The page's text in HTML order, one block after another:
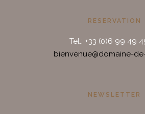
RESERVATION
Tel.: +33 (0)6 99 49
bienvenue@domaine-
NEWSLETTER